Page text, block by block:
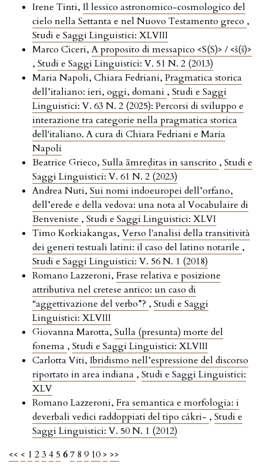
Irene Tinti, Il lessico astronomico-cosmologico del
cielo nella Settanta e nel Nuovo Testamento greco ,
Studi e Saggi Linguistici: XLVIII
Marco Ciceri,A proposito di messapico <S(S)> / <š(š)>
, Studi e Saggi Linguistici: V. 51 N. 2 (2013)
Maria Napoli, Chiara Fedriani, Pragmatica storica
dell’italiano: ieri, oggi, domani , Studi e Saggi
Linguistici: V. 63 N. 2 (2025): Percorsi di sviluppo e
interazione tra categorie nella pragmatica storica
dell'italiano. A cura di Chiara Fedriani e Maria
Napoli
Beatrice Grieco, Sulla āmreḍitas in sanscrito , Studi e
Saggi Linguistici: V. 61 N. 2 (2023)
Andrea Nuti, Sui nomi indoeuropei dell’orfano,
dell’erede e della vedova: una nota al Vocabulaire di
Benveniste , Studi e Saggi Linguistici: XLVI
Timo Korkiakangas, Verso l'analisi della transitività
dei generi testuali latini: il caso del latino notarile ,
Studi e Saggi Linguistici: V. 56 N. 1 (2018)
Romano Lazzeroni, Frase relativa e posizione
attributiva nel cretese antico: un caso di
“aggettivazione del verbo”? , Studi e Saggi
Linguistici: XLVIII
Giovanna Marotta, Sulla (presunta) morte del
fonema , Studi e Saggi Linguistici: XLVIII
Carlotta Viti, Ibridismo nell’espressione del discorso
riportato in area indiana , Studi e Saggi Linguistici:
XLV
Romano Lazzeroni, Fra semantica e morfologia: i
deverbali vedici raddoppiati del tipo cákri- , Studi e
Saggi Linguistici: V. 50 N. 1 (2012)
<< < 1 23 4 5 67 8 9 10 > >>